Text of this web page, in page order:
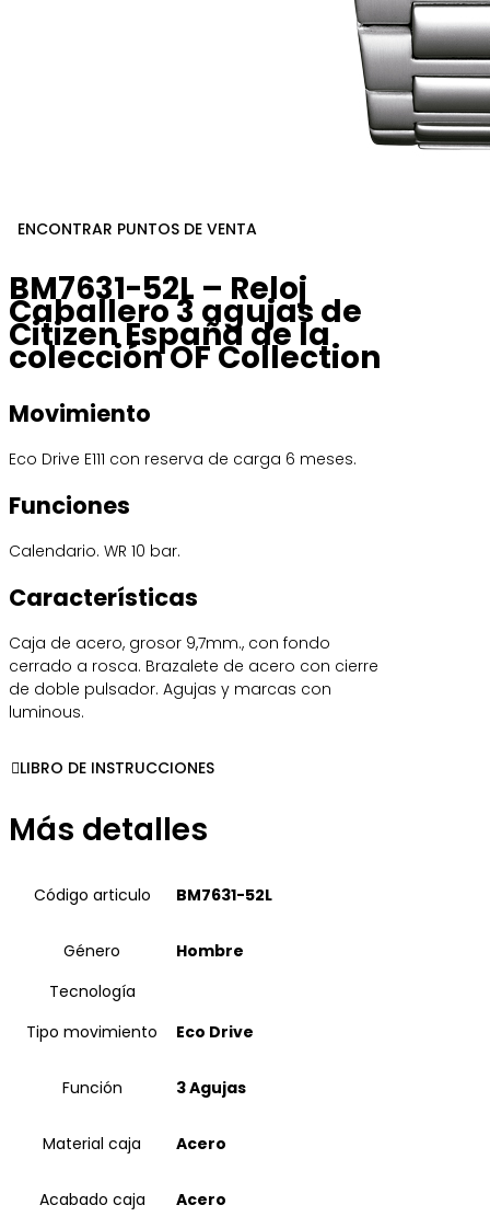
ENCONTRAR PUNTOS DE VENTA
BM7631-52L – Reloj
Caballero 3 agujas de
Citizen España de la
colección OF Collection
Movimiento
Eco Drive E111 con reserva de carga 6 meses.
Funciones
Calendario. WR 10 bar.
Características
Caja de acero, grosor 9,7mm., con fondo
cerrado a rosca. Brazalete de acero con cierre
de doble pulsador. Agujas y marcas con
luminous.
LIBRO DE INSTRUCCIONES
Más detalles
Código articulo BM7631-52L
Género
Hombre
Tecnología
Tipo movimiento
Eco Drive
Función 3 Agujas
Material caja Acero
Acabado caja Acero